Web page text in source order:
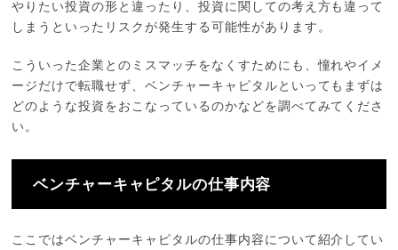
やりたい投資の形と違ったり、投資に関しての考え方も違って
しまうといったリスクが発生する可能性があります。
こういった企業とのミスマッチをなくすためにも、憧れやイメ
ージだけで転職せず、ベンチャーキャピタルといってもまずは
どのような投資をおこなっているのかなどを調べてみてくださ
い。
ベンチャーキャピタルの仕事内容
ここではベンチャーキャピタルの仕事内容について紹介してい